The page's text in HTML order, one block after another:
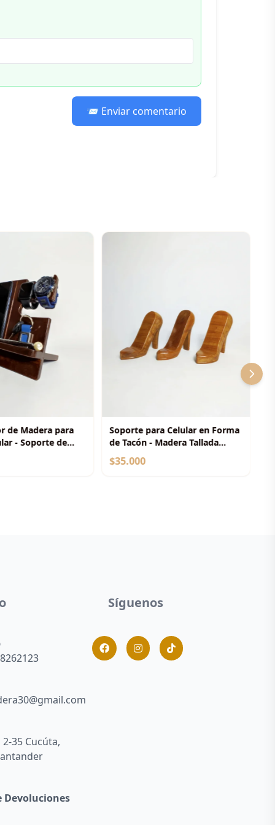
📨 Enviar comentario
de Madera para
- Soporte de
Soporte para Celular en Forma
de Tacón - Madera Tallada
Decorativa
$35.000
2-35 Cucúta,
Devoluciones
Síguenos